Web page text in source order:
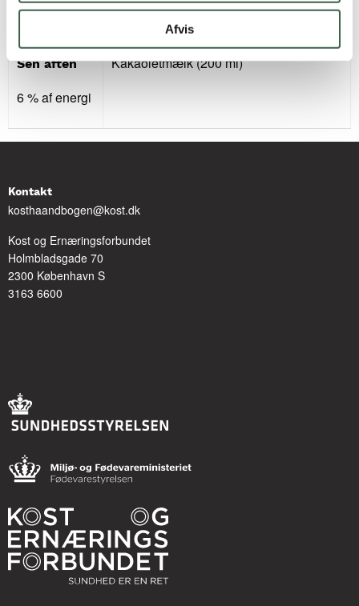
Afvis
1 glas letmælk (150 ml)
Sen aften
6 % af energi
Kakaoletmælk (200 ml)
Kontakt
kosthaandbogen@kost.dk
Kost og Ernæringsforbundet
Holmbladsgade 70
2300 København S
3163 6600